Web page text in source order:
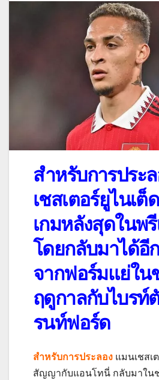
สำหรับการประ
เชสเตอร์ยูไนเ
เกมหลังสุดในพ
โดยกลับมาได้อี
จากฟอร์มแย่ใน
ฤดูกาลกับไบรท์
รนท์ฟอร์ด
สำหรับการประลอง แมนเชสเ
สัญญากับแอนโทนี่ กลับมาในช่